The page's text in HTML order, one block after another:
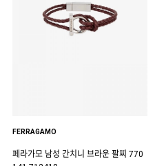
FERRAGAMO
페라가모 남성 간치니 브라운 팔찌 770